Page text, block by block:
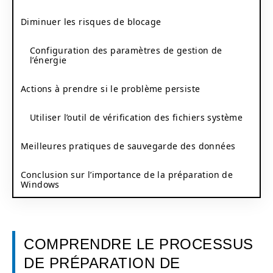
Diminuer les risques de blocage
Configuration des paramètres de gestion de
l’énergie
Actions à prendre si le problème persiste
Utiliser l’outil de vérification des fichiers système
Meilleures pratiques de sauvegarde des données
Conclusion sur l’importance de la préparation de
Windows
COMPRENDRE LE PROCESSUS
DE PRÉPARATION DE